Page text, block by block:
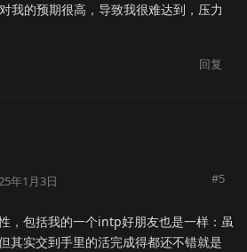
我的预期很高，导致我很难达到，压力
回复
年1月3日 #5
，包括我的一个intp好朋友也是一样：虽
其实交到手里的活完成得都还不错就是